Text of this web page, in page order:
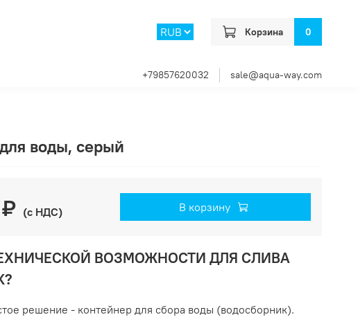
Корзина 0
+79857620032 sale@aqua-way.com
воды, серый
(с НДС) В корзину
ВОЗМОЖНОСТИ ДЛЯ СЛИВА
решение - контейнер для сбора воды (водосборник).